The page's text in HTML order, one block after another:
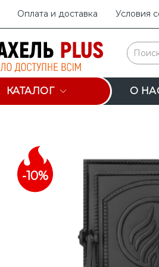
Оплата и доставка Условия
КАТАЛОГ О
-10%
Prev